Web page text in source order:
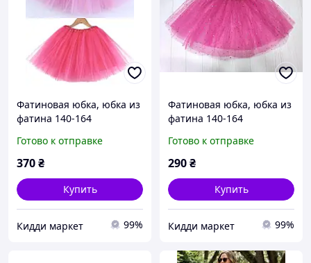
Фатиновая юбка, юбка из
фатина 140-164
Готово к отправке
370₴
Купить
Кидди маркет 99%
Фатиновая юбка, юбка из
фатина 140-164
Готово к отправке
290₴
Купить
Кидди маркет 99%